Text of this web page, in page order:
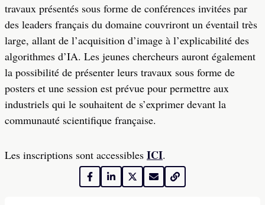
travaux présentés sous forme de conférences invitées par
des leaders français du domaine couvriront un éventail très
large, allant de l’acquisition d’image à l’explicabilité des
algorithmes d’IA. Les jeunes chercheurs auront également
la possibilité de présenter leurs travaux sous forme de
posters et une session est prévue pour permettre aux
industriels qui le souhaitent de s’exprimer devant la
communauté scientifique française.
Les inscriptions sont accessibles ICI.